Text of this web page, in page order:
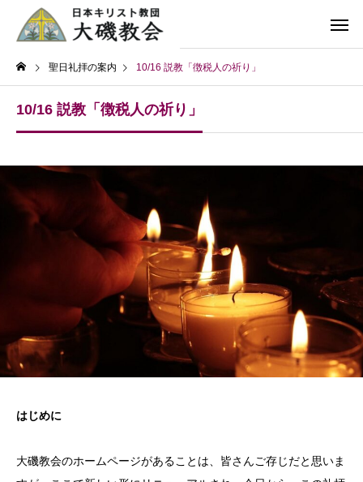
聖日礼拝の案内 10/16 説教「徴税人の祈り」
10/16 説教「徴税人の祈り」
はじめに
大磯教会のホームページがあることは、皆さんご存じだと思いま